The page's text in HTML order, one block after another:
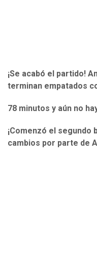
¡Se acabó el partido!
terminan empatados
78 minutos y aún no
¡Comenzó el segundo
cambios por parte de